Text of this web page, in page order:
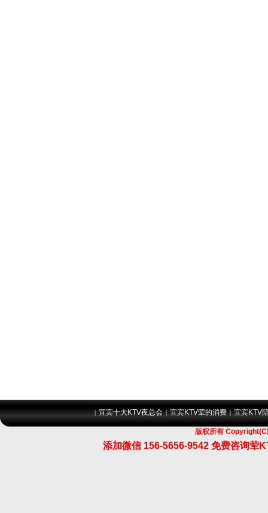
|宜宾十大KTV夜总会 |宜宾KTV荤的消费 |宜宾KTV
版权所有
添加微信 156-5656-9542 免费咨询荤